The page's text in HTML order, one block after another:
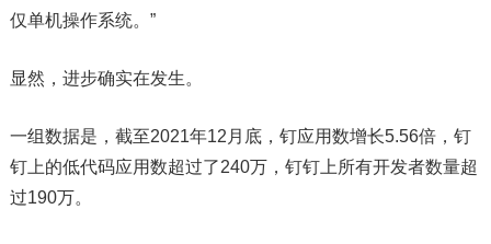
仅单机操作系统。”
显然，进步确实在发生。
一组数据是，截至2021年12月底，钉应用数增长5.56倍，钉
钉上的低代码应用数超过了240万，钉钉上所有开发者数量超
过190万。